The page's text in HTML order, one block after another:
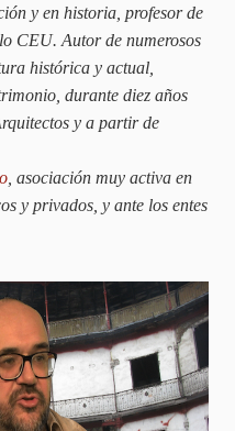
y en historia, profesor de
CEU. Autor de numerosos
histórica y actual,
durante diez años
y a partir de
, asociación muy activa en
y privados, y ante los entes